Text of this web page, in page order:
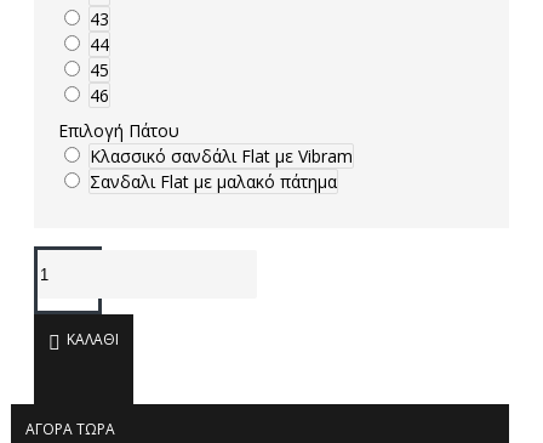
43
44
45
46
Επιλογή Πάτου
Κλασσικό σανδάλι Flat με Vibram
Σανδαλι Flat με μαλακό πάτημα
ΚΑΛΆΘΙ
ΑΓΟΡΆ ΤΏΡΑ